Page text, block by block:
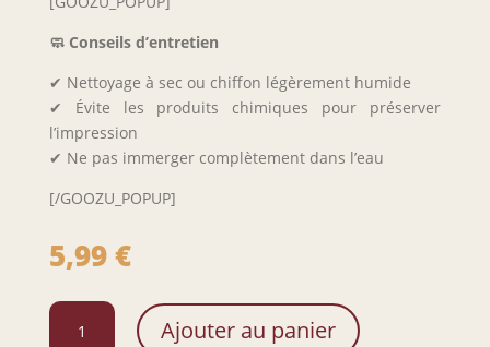
🧼 Conseils d’entretien
✔ Nettoyage à sec ou chiffon légèrement humide
✔ Évite les produits chimiques pour préserver
l’impression
✔ Ne pas immerger complètement dans l’eau
[/GOOZU_POPUP]
5,99€
quantité
Ajouter au panier